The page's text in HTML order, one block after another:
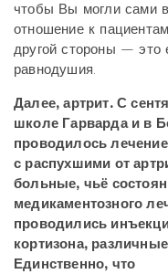
чтобы Вы могли сами
отношение к
другой стороны — это
равнодушия.
Далее, артрит. С
школе Гарварда и в
проводилось
с распухшими от
больные, чьё
медикаментозного
проводились
кортизона,
Единственно, что